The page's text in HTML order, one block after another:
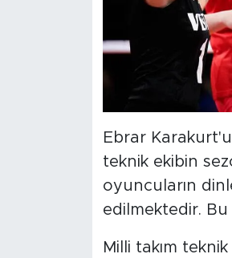
Ebrar
teknik ekibin
oyuncuların
edilmektedir. Bu
Milli takım